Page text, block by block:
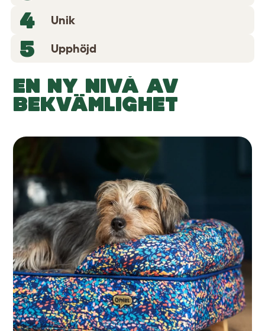
4 Unik
5 Upphöjd
EN NY NIVÅ AV
BEKVÄMLIGHET